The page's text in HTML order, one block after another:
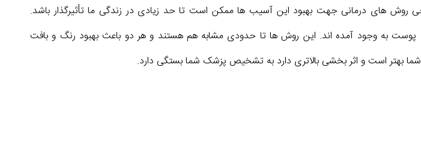
های درمانی جهت بهبود این آسیب ها ممکن است تا حد زیادی در زندگی ما تأثیرگذار باشد.
پوست به وجود آمده اند. این روش ها تا حدودی مشابه هم هستند و هر دو باعث بهبود رنگ و بافت
بهتر است و اثر بخشی بالاتری دارد به تشخیص پزشک شما بستگی دارد.